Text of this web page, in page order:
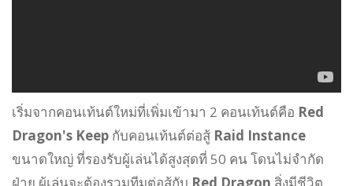
เริ่มจากคอนเท้นต์ใหม่ที่เพิ่มเข้ามา 2 คอนเท้นต์คือ Red
Dragon's Keep กับคอนเท้นต์ต่อสู้ Raid Instance
ขนาดใหญ่ ที่รองรับผู้เล่นได้สูงสุดที่ 50 คน โดนไม่จำกัด
ฝ่าย ผู้เล่นจะต้องรวมทีมต่อสู้กับ Red Dragon สิ่งมีชีวิต